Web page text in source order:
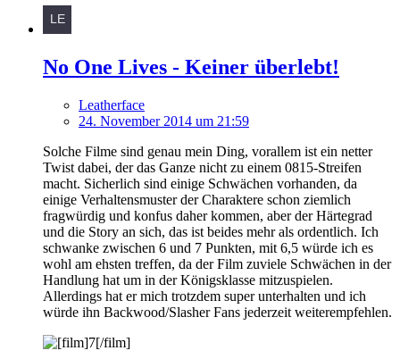
No One Lives - Keiner überlebt!
Leatherface
24. November 2014 um 21:59
Solche Filme sind genau mein Ding, vorallem ist ein netter
Twist dabei, der das Ganze nicht zu einem 0815-Streifen
macht. Sicherlich sind einige Schwächen vorhanden, da
einige Verhaltensmuster der Charaktere schon ziemlich
fragwürdig und konfus daher kommen, aber der Härtegrad
und die Story an sich, das ist beides mehr als ordentlich. Ich
schwanke zwischen 6 und 7 Punkten, mit 6,5 würde ich es
wohl am ehsten treffen, da der Film zuviele Schwächen in der
Handlung hat um in der Königsklasse mitzuspielen.
Allerdings hat er mich trotzdem super unterhalten und ich
würde ihn Backwood/Slasher Fans jederzeit weiterempfehlen.